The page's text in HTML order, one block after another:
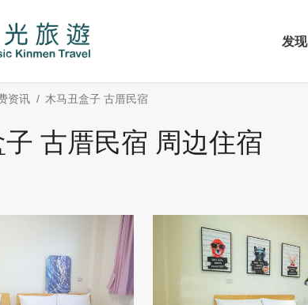
发现
资讯 木马丑盒子 古厝民宿
古厝民宿 周边住宿